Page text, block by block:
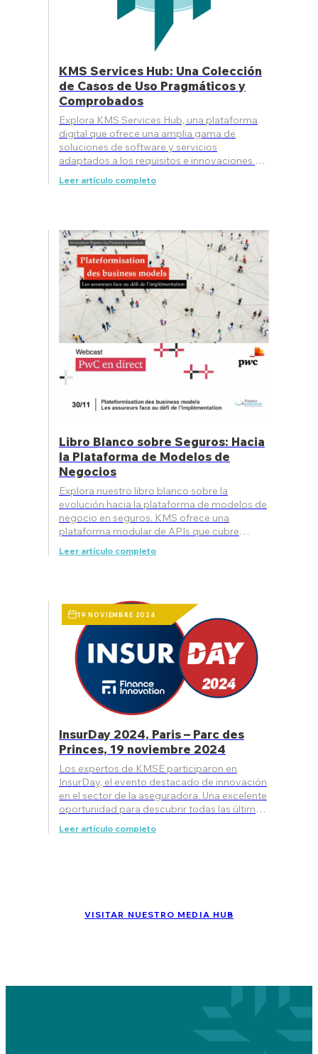
KMS Services Hub: Una Colección
de Casos de Uso Pragmáticos y
Comprobados
Explora KMS Services Hub, una plataforma
digital que ofrece una amplia gama de
soluciones de software y servicios
adaptados a los requisitos e innovaciones en
Leer artículo completo
Libro Blanco sobre Seguros: Hacia
la Plataforma de Modelos de
Negocios
Explora nuestro libro blanco sobre la
evolución hacia la plataforma de modelos de
negocio en seguros. KMS ofrece una
plataforma modular de APIs que cubre
procesos de seguros (distribución, gesti
Leer artículo completo
19 NOVIEMBRE 2024
InsurDay 2024, Paris – Parc des
Princes, 19 noviembre 2024
Los expertos de KMSE participaron en
InsurDay, el evento destacado de innovación
en el sector de la aseguradora. Una excelente
oportunidad para descubrir todas las últimas
innovaciones de KMS en Se
Leer artículo completo
VISITAR NUESTRO MEDIA HUB